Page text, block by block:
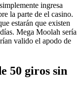
ingresa
la parte de el casino.
estarán que existen
Mega Moolah serí­a
valido el apodo de
50 giros sin